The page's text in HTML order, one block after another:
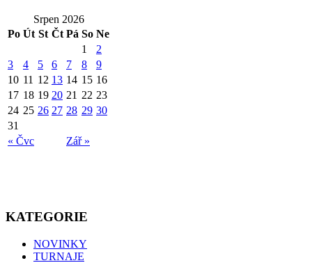
Srpen 2026
Po Út St Čt Pá So Ne
« Čvc Zář »
1
2
3
4 5 6 7 8
9
10 11 12 13 14 15 16
17 18 19 20 21 22 23
24 25 26 27 28 29 30
31
KATEGORIE
NOVINKY
TURNAJE